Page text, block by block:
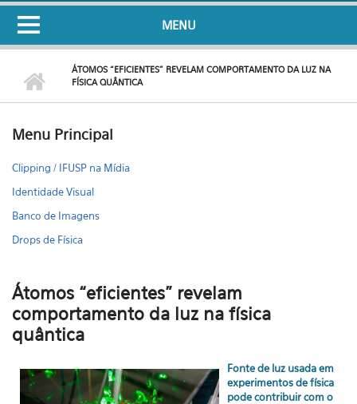
MENU
ÁTOMOS “EFICIENTES” REVELAM COMPORTAMENTO DA LUZ NA
FÍSICA QUÂNTICA
Menu Principal
Clipping / IFUSP na Mídia
Identidade Visual
Banco de Imagens
Drops de Física
Átomos “eficientes” revelam
comportamento da luz na física
quântica
Fonte de luz usada em
experimentos de física
pode contribuir com o